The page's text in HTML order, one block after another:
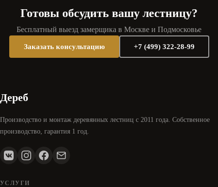
Готовы обсудить вашу лестницу?
Бесплатный выезд замерщика в Москве и Подмосковье
Заказать консультацию +7 (499) 322-28-99
Дереб
Производство и монтаж деревянных лестниц с 2011 года. Собственное
производство, гарантия 1 год.
УСЛУГИ